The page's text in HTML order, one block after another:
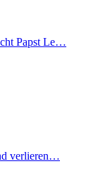
Papst Le…
verlieren…